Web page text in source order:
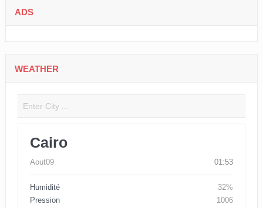
ADS
WEATHER
Cairo
Aout09 01:53
Humidité
32%
Pression
1006